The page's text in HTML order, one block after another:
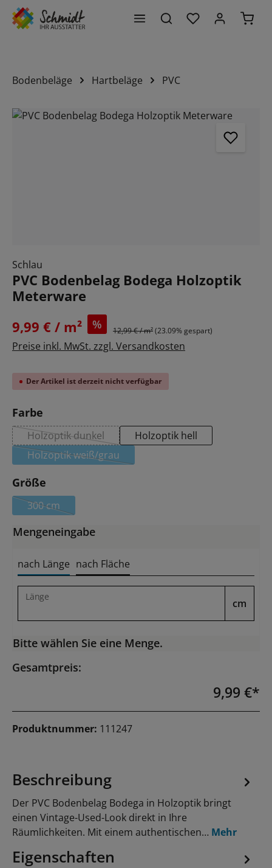
springen Du hast 0
Bodenbeläge Hartbeläge PVC
Bildergalerie überspringen
Schlau
PVC Bodenbelag Bodega Holzoptik
Meterware
9,99 € / m²
% 12,99 € / m²(23.09% gespart)
Preise inkl. MwSt. zzgl. Versandkosten
Der Artikel ist derzeit nicht verfügbar
Farbe
Holzoptik dunkel(Diese Option ist zurzeit nicht verfügbar.)
Holzoptik hell
Holzoptik weiß/grau(Diese Option ist zurzeit nicht verfügbar.)
Größe
300 cm(Diese Option ist zurzeit nicht verfügbar.)
Mengeneingabe
nach Länge nach Fläche
Länge
cm
Bitte wählen Sie eine Menge.
Gesamtpreis:
9,99 €*
Produktnummer: 111247
Beschreibung
Der PVC Bodenbelag Bodega in Holzoptik bringt
einen Vintage-Used-Look direkt in Ihre
Räumlichkeiten. Mit einem authentischen… Mehr
Eigenschaften